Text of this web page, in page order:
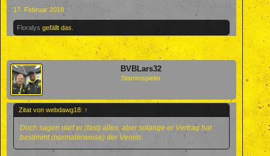
17. Februar 2018
Floralys gefällt das.
BVBLars32
Stammspieler
Zitat von webdawg18: ↑
Doch sagen darf er (fast) alles, aber solange er Vertrag hat
bestimmt (normalerweise) der Verein.